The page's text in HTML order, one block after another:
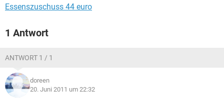
Essenszuschuss 44 euro
1 Antwort
ANTWORT 1 / 1
doreen
20. Juni 2011 um 22:32